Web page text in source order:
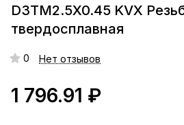
D3TM2.5X0.45 KVX
твердосплавная
0 Нет отзывов
1 796.91 ₽